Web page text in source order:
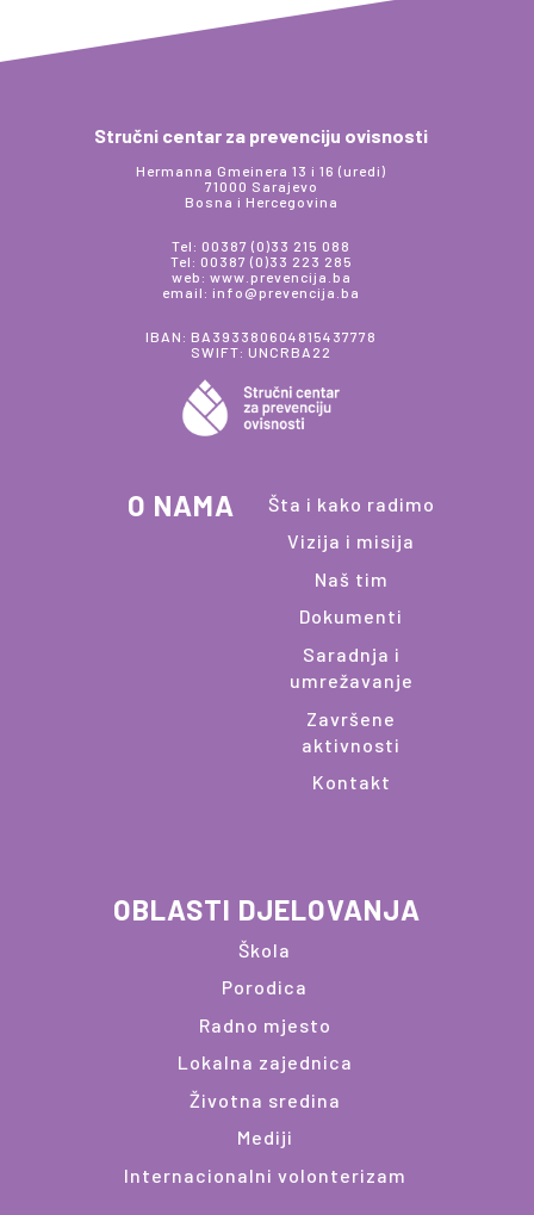
Stručni centar za prevenciju ovisnosti
Hermanna Gmeinera 13 i 16 (uredi)
71000 Sarajevo
Bosna i Hercegovina
Tel: 00387 (0)33 215 088
Tel: 00387 (0)33 223 285
web: www.prevencija.ba
email: info@prevencija.ba
IBAN: BA393380604815437778
SWIFT: UNCRBA22
O NAMA
Šta i kako radimo
Vizija i misija
Naš tim
Dokumenti
Saradnja i
umrežavanje
Završene
aktivnosti
Kontakt
OBLASTI DJELOVANJA
Škola
Porodica
Radno mjesto
Lokalna zajednica
Životna sredina
Mediji
Internacionalni volonterizam